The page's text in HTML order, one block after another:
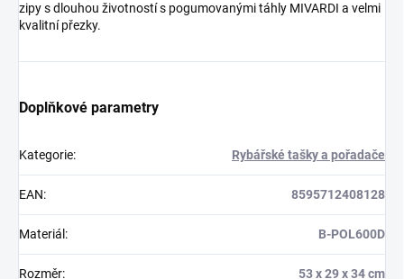
zipy s dlouhou životností s pogumovanými táhly MIVARDI a velmi
kvalitní přezky.
Doplňkové parametry
Kategorie: Rybářské tašky a pořadače
EAN: 8595712408128
Materiál : B-POL600D
Rozměr: 53 x 29 x 34 cm